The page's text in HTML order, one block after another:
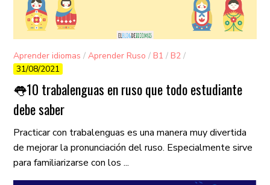
Aprender idiomas /Aprender Ruso /B1 /B2 /
Vocabulario
31/08/2021
👅10 trabalenguas en ruso que todo estudiante
debe saber
Practicar con trabalenguas es una manera muy divertida
de mejorar la pronunciación del ruso. Especialmente sirve
para familiarizarse con los ...